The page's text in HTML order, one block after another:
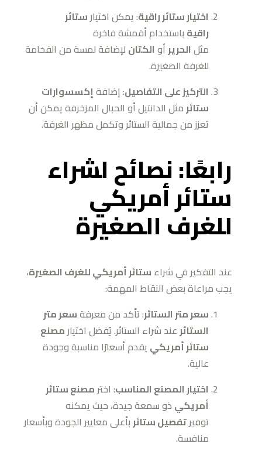
اختيار ستائر راقية: يمكن اختيار ستائر
راقية باستخدام أقمشة فاخرة
مثل الحرير أو الكتان لإضافة لمسة من الفخامة
للغرفة الصغيرة.
التركيز على التفاصيل: إضافة إكسسوارات
ستائر مثل الدانتيل أو الحبال المزخرفة يمكن أن
تعزز من جمالية الستائر وتكمل مظهر الغرفة.
رابعًا: نصائح لشراء
ستائر أمريكي
للغرف الصغيرة
عند التفكير في شراء ستائر أمريكي للغرف الصغيرة،
يجب مراعاة بعض النقاط المهمة:
سعر متر الستائر: تأكد من معرفةسعر متر
الستائر عند شراء الستائر. يُفضل اختيار مصنع
ستائر أمريكي يقدم أسعارًا مناسبة وجودة
عالية.
اختيار المصنع المناسب: اختر مصنع ستائر
أمريكي ذو سمعة جيدة، حيث يمكنه
توفيرتفصيل ستائر بأعلى معايير الجودة وبأسعار
منافسة.